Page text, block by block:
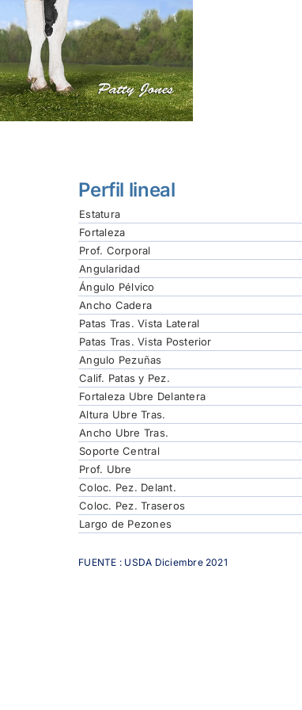
Perfil lineal
Estatura
Fortaleza
Prof. Corporal
Angularidad
Ángulo Pélvico
Ancho Cadera
Patas Tras. Vista Lateral
Patas Tras. Vista Posterior
Angulo Pezuñas
Calif. Patas y Pez.
Fortaleza Ubre Delantera
Altura Ubre Tras.
Ancho Ubre Tras.
Soporte Central
Prof. Ubre
Coloc. Pez. Delant.
Coloc. Pez. Traseros
Largo de Pezones
FUENTE : USDA Diciembre 2021